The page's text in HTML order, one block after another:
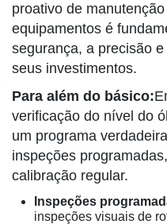
proativo de
equipamentos é
segurança, a precisão
seus investimentos.
Para além do básico:
verificação do nível do
um programa
inspeções
calibração regular.
Inspeções
inspeções visuais de